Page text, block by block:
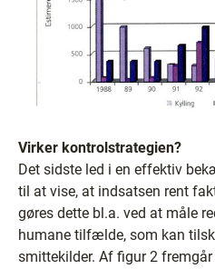
Virker kontrolstrategien?
Det sidste led i en effektiv
til at vise, at indsatsen rent
gøres dette bl.a. ved at måle
humane tilfælde, som kan
smittekilder. Af figur 2